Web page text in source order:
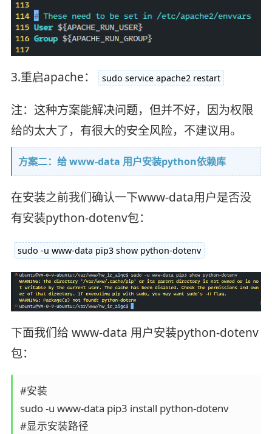
3.重启apache： sudo service apache2 restart
注：这种方案能解决问题，但并不好，因为权限
给的太大了，有很大的安全风险，不建议用。
方案二：给 www-data 用户安装python依赖库
在安装之前我们确认一下www-data用户是否没
有安装python-dotenv包：
sudo -u www-data pip3 show python-dotenv
下面我们给 www-data 用户安装python-dotenv
包：
#安装
sudo -u www-data pip3 install python-dotenv
#显示安装路径